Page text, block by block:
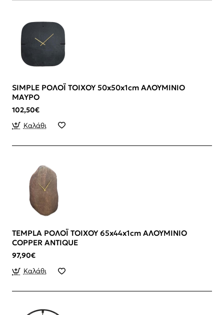
SIMPLE ΡΟΛΟΪ ΤΟΙΧΟΥ 50x50x1cm ΑΛΟΥΜΙΝΙΟ
ΜΑΥΡΟ
102,50€
Καλάθι
TEMPLA ΡΟΛΟΪ ΤΟΙΧΟΥ 65x44x1cm ΑΛΟΥΜΙΝΙΟ
COPPER ANTIQUE
97,90€
Καλάθι